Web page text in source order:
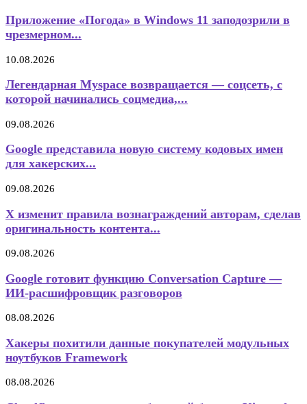
Приложение «Погода» в Windows 11 заподозрили в
чрезмерном...
10.08.2026
Легендарная Myspace возвращается — соцсеть, с
которой начинались соцмедиа,...
09.08.2026
Google представила новую систему кодовых имен
для хакерских...
09.08.2026
X изменит правила вознаграждений авторам, сделав
оригинальность контента...
09.08.2026
Google готовит функцию Conversation Capture —
ИИ-расшифровщик разговоров
08.08.2026
Хакеры похитили данные покупателей модульных
ноутбуков Framework
08.08.2026